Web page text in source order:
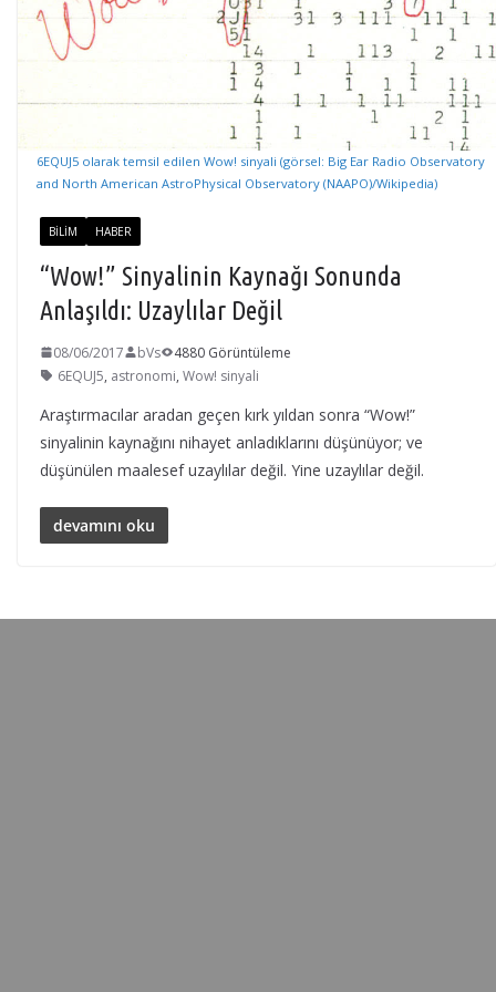
6EQUJ5 olarak temsil edilen Wow! sinyali (görsel: Big Ear Radio Observatory
and North American AstroPhysical Observatory (NAAPO)/Wikipedia)
BILIM HABER
“Wow!” Sinyalinin Kaynağı Sonunda
Anlaşıldı: Uzaylılar Değil
08/06/2017 bVs
4880 Görüntüleme
6EQUJ5, astronomi, Wow! sinyali
Araştırmacılar aradan geçen kırk yıldan sonra “Wow!”
sinyalinin kaynağını nihayet anladıklarını düşünüyor; ve
düşünülen maalesef uzaylılar değil. Yine uzaylılar değil.
devamını oku